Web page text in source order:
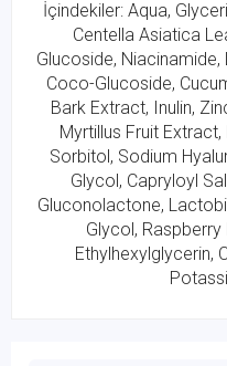
İçindekiler: Aqua,
Centella Asiatica
Glucoside,
Coco-Glucoside,
Bark Extract, Inulin,
Myrtillus Fruit
Sorbitol, Sodium
Glycol, Capryloyl
Gluconolactone,
Glycol,
Ethylhexylglycerin,